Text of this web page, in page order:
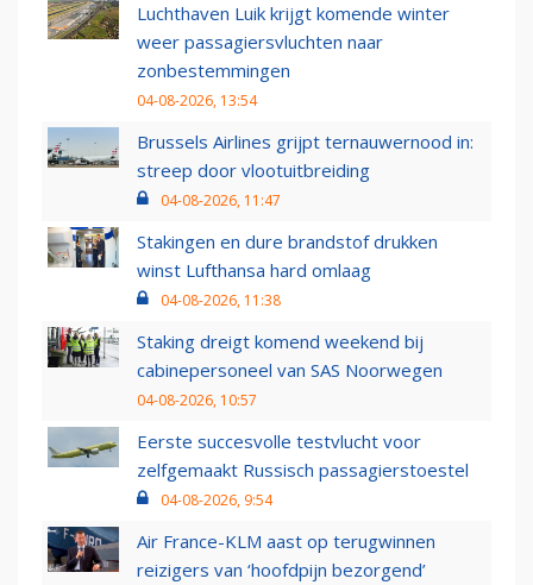
Luchthaven Luik krijgt komende winter
weer passagiersvluchten naar
zonbestemmingen
04-08-2026, 13:54
Brussels Airlines grijpt ternauwernood in:
streep door vlootuitbreiding
04-08-2026, 11:47
Stakingen en dure brandstof drukken
winst Lufthansa hard omlaag
04-08-2026, 11:38
Staking dreigt komend weekend bij
cabinepersoneel van SAS Noorwegen
04-08-2026, 10:57
Eerste succesvolle testvlucht voor
zelfgemaakt Russisch passagierstoestel
04-08-2026, 9:54
Air France-KLM aast op terugwinnen
reizigers van ‘hoofdpijn bezorgend’